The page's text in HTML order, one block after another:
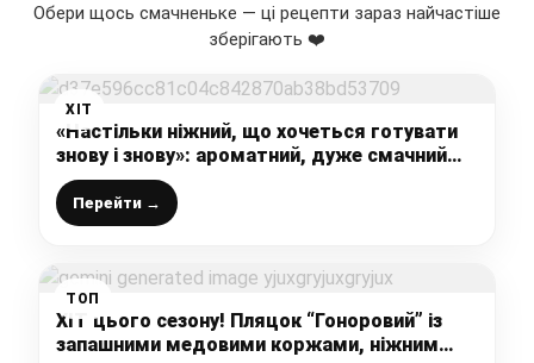
Обери щось смачненьке — ці рецепти зараз найчастіше
зберігають ❤️
ХІТ
«Настільки ніжний, що хочеться готувати
знову і знову»: ароматний, дуже смачний
кекс до чаю (легко приготувати, легко
запам’ятати)
Перейти →
ТОП
ХІТ цього сезону! Пляцок “Гоноровий” із
запашними медовими коржами, ніжним